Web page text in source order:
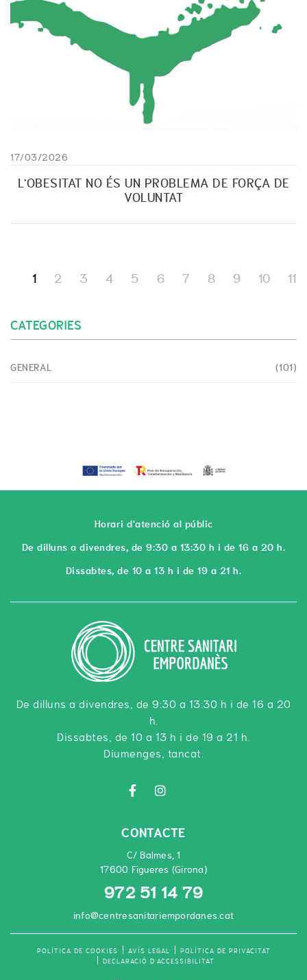
17/03/2026
L'OBESITAT NO ÉS UN PROBLEMA DE FORÇA DE
VOLUNTAT
1 2 3 4 5 6 7 8 9 10 11
CATEGORIES
GENERAL (101)
Horari d'atenció al públic
De dilluns a divendres, de 9:30 a 13:30 h i de 16 a 20 h.
Dissabtes, de 10 a 13 h i de 19 a 21 h.
De dilluns a divendres, de 9:30 a 13:30 h i de 16 a 20
h.
Dissabtes, de 10 a 13 h i de 19 a 21 h.
Diumenges, tancat.
CONTACTE
C/ Balmes, 1
17600 Figueres (Girona)
972 51 14 79
info@centresanitariempordanes.cat
POLÍTICA DE COOKIES AVÍS LEGAL
POLÍTICA DE PRIVACITAT
DECLARACIÓ D'ACCESSIBILITAT